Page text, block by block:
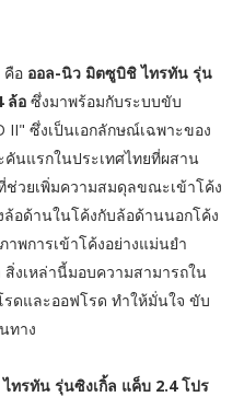
คือ ออล-นิว มิตซูบิชิ ไทรทัน รุ่น
ล้อซึ่งมาพร้อมกับระบบขับ
II" ซึ่งเป็นเอกลักษณ์เฉพาะของ
นแรกในประเทศไทยที่ผสาน
ช่วยเพิ่มความสมดุลขณะเข้าโค้ง
อด้านในโค้งกับล้อด้านนอกโค้ง
พการเข้าโค้งอย่างแม่นยำ
งเหล่านี้มอบความสามารถใน
รดและออฟโรด ทำให้มั่นใจ ขับ
ทาง
ทรทัน รุ่นซิงเกิ้ล แค็บ 2.4 โปร